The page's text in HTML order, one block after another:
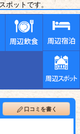
ポットです。
口コミを書く